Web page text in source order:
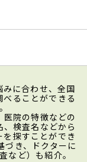
みに合わせ、全国
ることができる
院の特徴などの
検査名などから
探すことができ
づき、ドクターに
など）も紹介。